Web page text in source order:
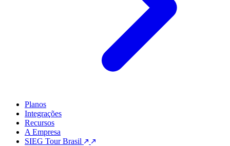
Planos
Integrações
Recursos
A Empresa
SIEG Tour Brasil